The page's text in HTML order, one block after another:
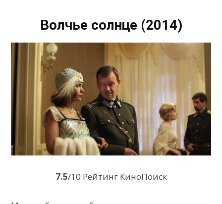
Волчье солнце (2014)
7.5/10 Рейтинг КиноПоиск